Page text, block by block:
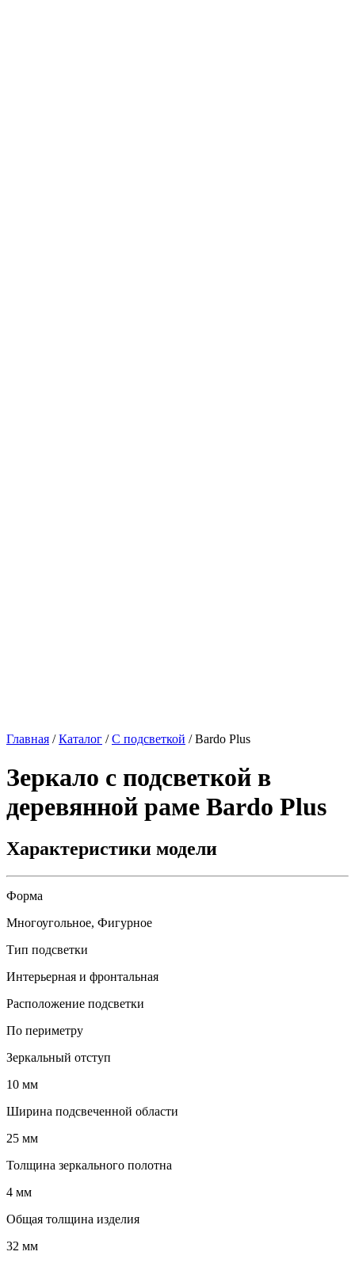
Главная /Каталог /С подсветкой /Bardo Plus
Зеркало с подсветкой в
деревянной раме Bardo Plus
Характеристики модели
Форма
Многоугольное, Фигурное
Тип подсветки
Интерьерная и фронтальная
Расположение подсветки
По периметру
Зеркальный отступ
10 мм
Ширина подсвеченной области
25 мм
Толщина зеркального полотна
4 мм
Общая толщина изделия
32 мм